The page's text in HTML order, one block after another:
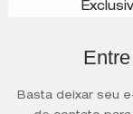
Basta deixar seu